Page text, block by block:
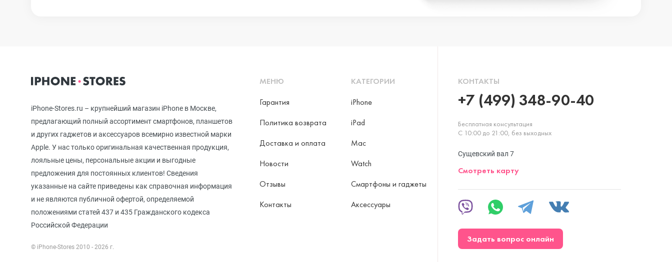
iPhone 11 Pro Max
iPhone 11 Pro
iPhone 11
iPhone XS Max
iPhone-Stores.ru – крупнейший магазин iPhone в Москве,
предлагающий полный ассортимент смартфонов, планшетов
и других гаджетов и аксессуаров всемирно известной марки
Apple. У нас только оригинальная качественная продукция,
лояльные цены, персональные акции и выгодные
предложения для постоянных клиентов! Сведения
указанные на сайте приведены как справочная информация
и не являются публичной офертой, определяемой
положениями статей 437 и 435 Гражданского кодекса
Российской Федерации
© iPhone-Stores 2010 - 2026 г.
МЕНЮ
Гарантия
Политика возврата
Доставка и оплата
Новости
Отзывы
Контакты
КАТЕГОРИИ
iPhone
iPad
Mac
Watch
Смартфоны и гаджеты
Аксессуары
КОНТАКТЫ
+7 (499) 348-90-40
Бесплатная консультация
С 10:00 до 21:00, без выходных
Сущевский вал 7
Смотреть карту
Задать вопрос онлайн